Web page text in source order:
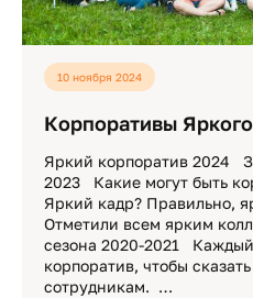
10 ноября 2024
Корпоративы
Яркий корпоратив 2024
2023 Какие могут быть
Яркий кадр? Правильно,
Отметили всем ярким
сезона 2020-2021
корпоратив, чтобы
сотрудникам. …